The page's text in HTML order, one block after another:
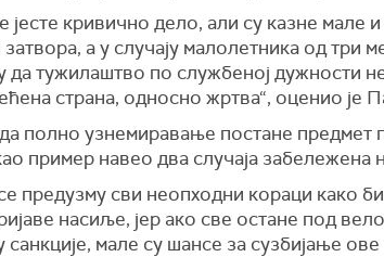
кривично дело, али су казне мале
а у случају малолетника од
тужилаштво по службеној дужности
страна, односно жртва“, оценио је
полно узнемиравање постане предмет
пример навео два случаја забележена
предузму сви неопходни кораци како
насиље, јер ако све остане под
санкције, мале су шансе за сузбијање